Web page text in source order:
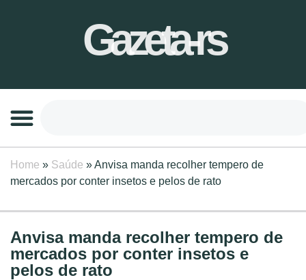
Gazeta-rs
Home » Saúde »Anvisa manda recolher tempero de
mercados por conter insetos e pelos de rato
Anvisa manda recolher tempero de
mercados por conter insetos e
pelos de rato